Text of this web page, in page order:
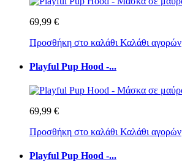
69,99 €
Προσθήκη στο καλάθι Καλάθι αγορών
Playful Pup Hood -...
69,99 €
Προσθήκη στο καλάθι Καλάθι αγορών
Playful Pup Hood -...